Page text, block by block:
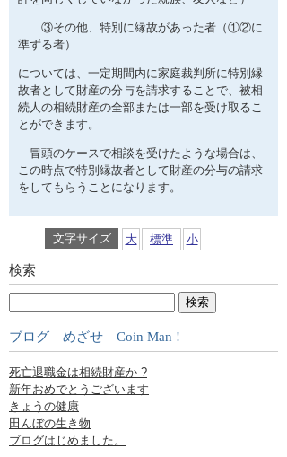
③その他、特別に縁故があった者（①②に
準ずる者）
については、一定期間内に家庭裁判所に特別縁
故者として財産の分与を請求することで、被相
続人の相続財産の全部または一部を受け取るこ
とができます。
冒頭のケースで相談を受けたような場合は、
この時点で特別縁故者として財産の分与の請求
をしてもらうことになります。
文字サイズ 大 標準 小
検索
ブログ めざせ Coin Man !
死亡退職金は相続財産か ?
新年おめでとうございます
きょうの健康
田んぼの生き物
ブログはじめました。